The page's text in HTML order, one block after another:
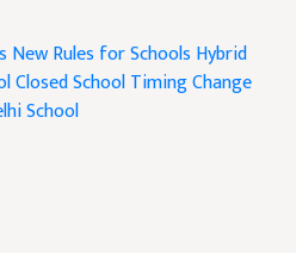
New Rules for Schools Hybrid
ClosedSchool Timing Change
School